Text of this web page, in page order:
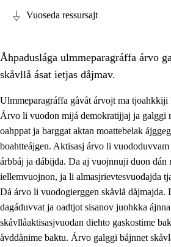
1. Åhpadusá árvvovuodo
1.1 Almasjárvvo
1.2 Identitiehtta ja kultuvralasj
1.3 Lájttális ájádallam ja
1.4 Dahkamávvo, berustibme ja
Vuoseda ressursajt
Åhpaduslága ulmmeparagráffa árvo
skåvllå ásat ietjas dåjmav.
Ulmmeparagráffa gåvåt árvojt ma tjoahkkiji
Árvo li vuodon mijá demokratijjaj ja galggi
oahppat ja barggat aktan moattebelak
boahtteájgen. Aktisasj árvo li vuododuvvam
árbbáj ja dábijda. Da aj vuojnnuji duon dán
iellemvuojnon, ja li almasjrievtesvuodajda
Dá árvo li vuodogierggen skåvlå dåjmajda.
dagáduvvat ja oadtjot sisanov juohkka
skåvllåaktisasjvuodan diehto gaskostime
åvddånime baktu. Árvo galggi bájnnet